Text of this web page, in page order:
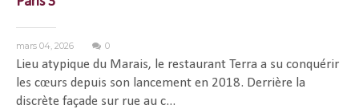
mars 04, 2026 0
Lieu atypique du Marais, le restaurant Terra a su conquérir
les cœurs depuis son lancement en 2018. Derrière la
discrète façade sur rue au c...